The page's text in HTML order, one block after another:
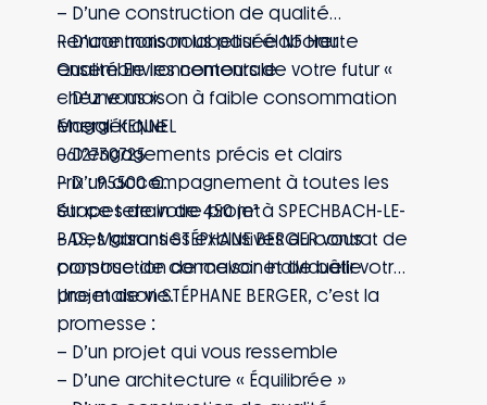
– D’une construction de qualité
– D’une maison labellisée NF Haute
Qualité Environnementale
– D’une maison à faible consommation
énergétique
– D’engagements précis et clairs
– D’un accompagnement à toutes les
étapes de votre projet
– Des garanties exclusives du contrat de
construction de maison individuelle
Rencontrons nous pour élaborer
ensemble les contours de votre futur «
chez vous ».
Magali KENNEL
0612730725
Prix : 95500 €.
Sur ce terrain de 450 m² à SPECHBACH-LE-
BAS, Maisons STÉPHANE BERGER vous
propose de concevoir et de bâtir votre
projet de vie.
Une maison STÉPHANE BERGER, c’est la
promesse :
– D’un projet qui vous ressemble
– D’une architecture « Équilibrée »